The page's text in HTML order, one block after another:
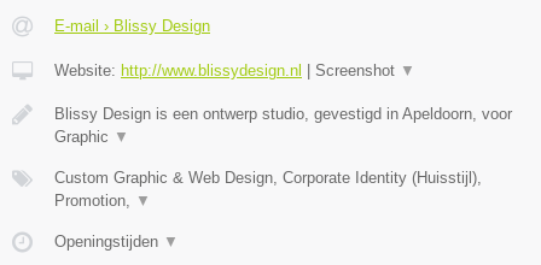
E-mail › Blissy Design
Website: http://www.blissydesign.nl Screenshot ▼
Blissy Design is een ontwerp studio, gevestigd in Apeldoorn, voor
Graphic ▼
Custom Graphic & Web Design, Corporate Identity (Huisstijl),
Promotion,
▼
Openingstijden ▼